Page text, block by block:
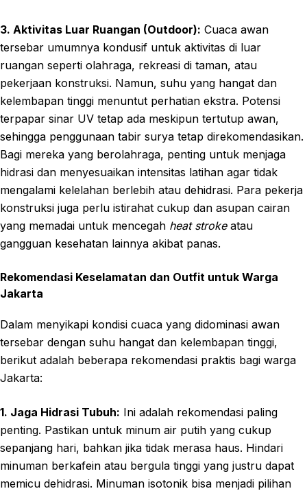
3. Aktivitas Luar Ruangan (Outdoor): Cuaca awan
tersebar umumnya kondusif untuk aktivitas di luar
ruangan seperti olahraga, rekreasi di taman, atau
pekerjaan konstruksi. Namun, suhu yang hangat dan
kelembapan tinggi menuntut perhatian ekstra. Potensi
terpapar sinar UV tetap ada meskipun tertutup awan,
sehingga penggunaan tabir surya tetap direkomendasikan.
Bagi mereka yang berolahraga, penting untuk menjaga
hidrasi dan menyesuaikan intensitas latihan agar tidak
mengalami kelelahan berlebih atau dehidrasi. Para pekerja
konstruksi juga perlu istirahat cukup dan asupan cairan
yang memadai untuk mencegah heat strokeatau
gangguan kesehatan lainnya akibat panas.
Rekomendasi Keselamatan dan Outfit untuk Warga
Jakarta
Dalam menyikapi kondisi cuaca yang didominasi awan
tersebar dengan suhu hangat dan kelembapan tinggi,
berikut adalah beberapa rekomendasi praktis bagi warga
Jakarta:
1. Jaga Hidrasi Tubuh: Ini adalah rekomendasi paling
penting. Pastikan untuk minum air putih yang cukup
sepanjang hari, bahkan jika tidak merasa haus. Hindari
minuman berkafein atau bergula tinggi yang justru dapat
memicu dehidrasi. Minuman isotonik bisa menjadi pilihan